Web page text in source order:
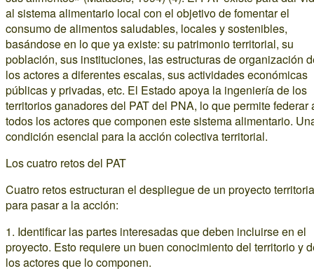
al sistema alimentario local con el objetivo de fomentar el
consumo de alimentos saludables, locales y sostenibles,
basándose en lo que ya existe: su patrimonio territorial, su
población, sus instituciones, las estructuras de organización
los actores a diferentes escalas, sus actividades económicas
públicas y privadas, etc. El Estado apoya la ingeniería de los
territorios ganadores del PAT del PNA, lo que permite federar
todos los actores que componen este sistema alimentario.
condición esencial para la acción colectiva territorial.
Los cuatro retos del PAT
Cuatro retos estructuran el despliegue de un proyecto
para pasar a la acción:
1. Identificar las partes interesadas que deben incluirse en el
proyecto. Esto requiere un buen conocimiento del territorio y
los actores que lo componen.